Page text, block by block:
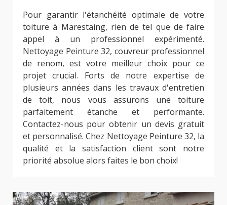
Pour garantir l'étanchéité optimale de votre
toiture à Marestaing, rien de tel que de faire
appel à un professionnel expérimenté.
Nettoyage Peinture 32, couvreur professionnel
de renom, est votre meilleur choix pour ce
projet crucial. Forts de notre expertise de
plusieurs années dans les travaux d'entretien
de toit, nous vous assurons une toiture
parfaitement étanche et performante.
Contactez-nous pour obtenir un devis gratuit
et personnalisé. Chez Nettoyage Peinture 32, la
qualité et la satisfaction client sont notre
priorité absolue alors faites le bon choix!